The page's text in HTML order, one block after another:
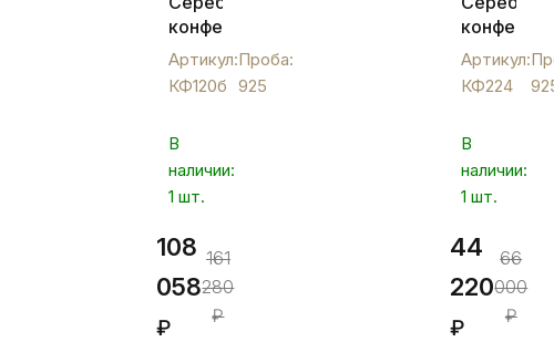
конфетница
"Птичка
на
листе",
Артикул:
КФ120б
Проба:
925
В
наличии:
1 шт.
108
058
₽
161
280
₽
"Узор",
КФ224
Артикул:
КФ224
В
наличии:
1 шт.
44
220
₽
66
000
₽